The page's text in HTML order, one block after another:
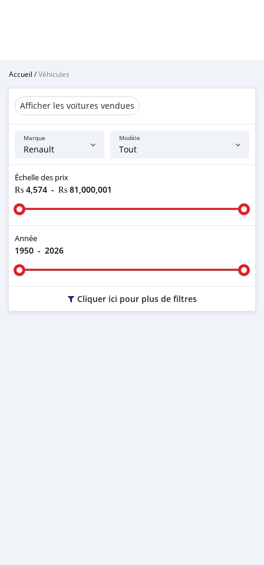
Accueil /Véhicules
Afficher les voitures vendues
Marque Modèle
Échelle des prix
₨ 4,574 - ₨ 81,000,001
Année
1950 - 2026
Cliquer ici pour plus de filtres